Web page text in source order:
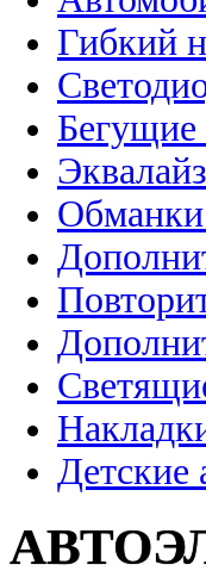
Гибкий
Бегущие
Обманки
Детские